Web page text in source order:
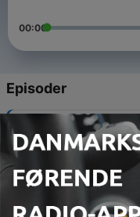
00:00
Episoder
Oyun Nedir?
20 feb. 2026
5 - Hınç Nedir? - 2